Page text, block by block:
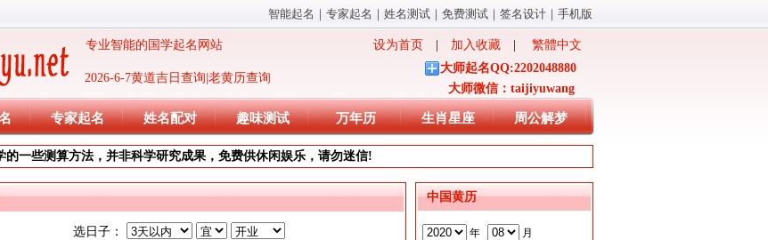
智能起名 ｜ 专家起名 ｜ 姓名测试 ｜ 免费测试 ｜ 签名设计 ｜ 手机版
2026-6-7黄道吉日查询|老黄历查询
专业智能的国学起名网站 设为首页 加入收藏
繁體中文
大师起名QQ:2202048880
大师微信：taijiyuwang
专家起名 姓名配对 趣味测试 万年历 生肖星座 周公解梦
一些测算方法，并非科学研究成果，免费供休闲娱乐，请勿迷信!
中国黄历
年 月
选日子：